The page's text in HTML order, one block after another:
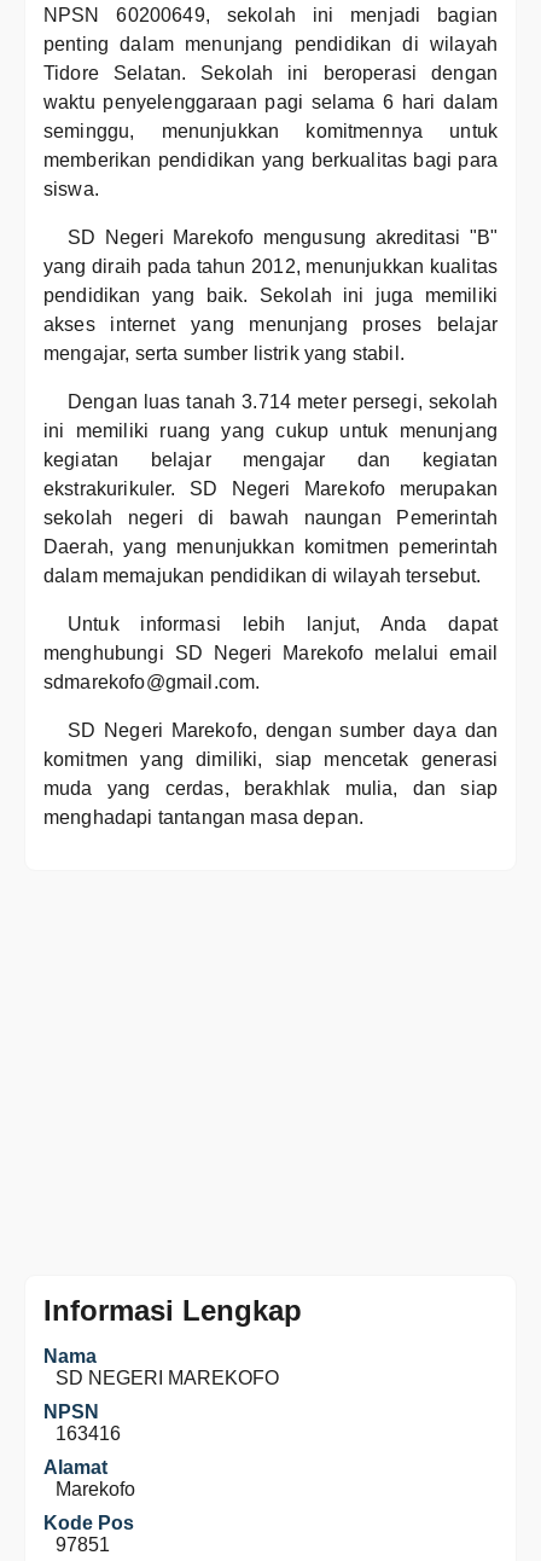
NPSN 60200649, sekolah ini menjadi bagian
penting dalam menunjang pendidikan di wilayah
Tidore Selatan. Sekolah ini beroperasi dengan
waktu penyelenggaraan pagi selama 6 hari dalam
seminggu, menunjukkan komitmennya untuk
memberikan pendidikan yang berkualitas bagi para
siswa.
SD Negeri Marekofo mengusung akreditasi "B"
yang diraih pada tahun 2012, menunjukkan kualitas
pendidikan yang baik. Sekolah ini juga memiliki
akses internet yang menunjang proses belajar
mengajar, serta sumber listrik yang stabil.
Dengan luas tanah 3.714 meter persegi, sekolah
ini memiliki ruang yang cukup untuk menunjang
kegiatan belajar mengajar dan kegiatan
ekstrakurikuler. SD Negeri Marekofo merupakan
sekolah negeri di bawah naungan Pemerintah
Daerah, yang menunjukkan komitmen pemerintah
dalam memajukan pendidikan di wilayah tersebut.
Untuk informasi lebih lanjut, Anda dapat
menghubungi SD Negeri Marekofo melalui email
sdmarekofo@gmail.com.
SD Negeri Marekofo, dengan sumber daya dan
komitmen yang dimiliki, siap mencetak generasi
muda yang cerdas, berakhlak mulia, dan siap
menghadapi tantangan masa depan.
Informasi Lengkap
Nama
SD NEGERI MAREKOFO
NPSN
163416
Alamat
Marekofo
Kode Pos
97851